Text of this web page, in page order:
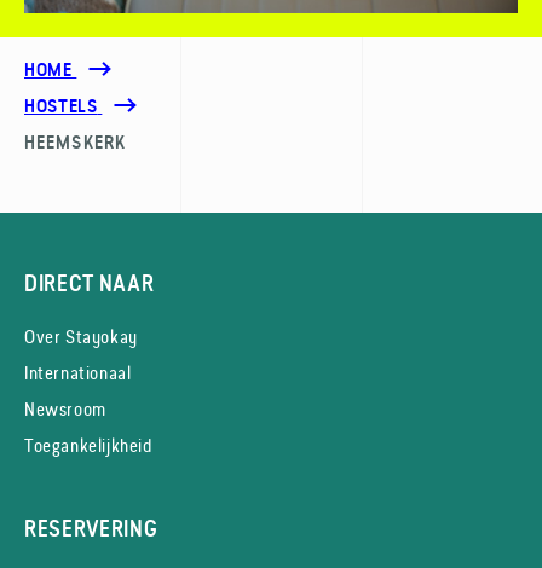
HOME
HOSTELS
HEEMSKERK
DIRECT NAAR
Over Stayokay
Internationaal
Newsroom
Toegankelijkheid
RESERVERING